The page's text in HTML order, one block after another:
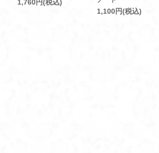
1,760円(税込)
1,100円(税込)